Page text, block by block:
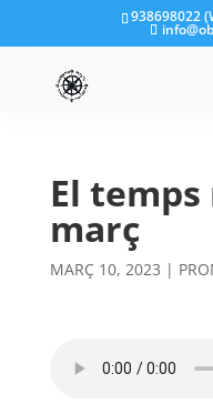
938698022
El temps
març
MARÇ 10, 2023 |